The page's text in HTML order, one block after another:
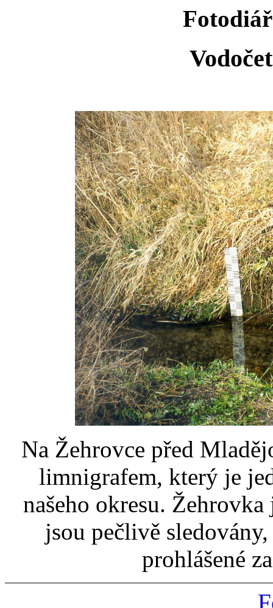
Na Žehrovce před
limnigrafem, který je
našeho okresu.
jsou pečlivě
prohlášené